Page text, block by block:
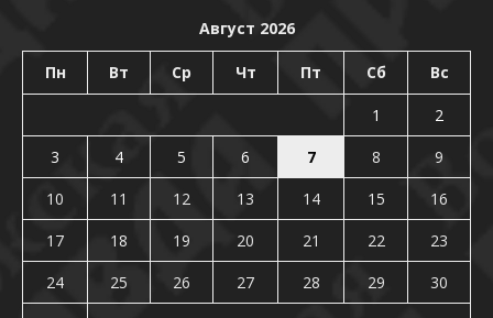
Август 2026
Пн Вт Ср Чт Пт Сб Вс
1
2
3
4 5 6 7 8
9
10
11 12 13 14 15
16
17
18 19 20 21 22
23
24
25 26 27 28 29
30